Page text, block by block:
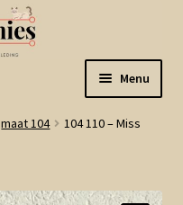
Menu
maat 104
104 110 – Miss